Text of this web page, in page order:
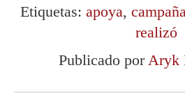
Etiquetas: apoya, campaña
realizó
Publicado por Aryk